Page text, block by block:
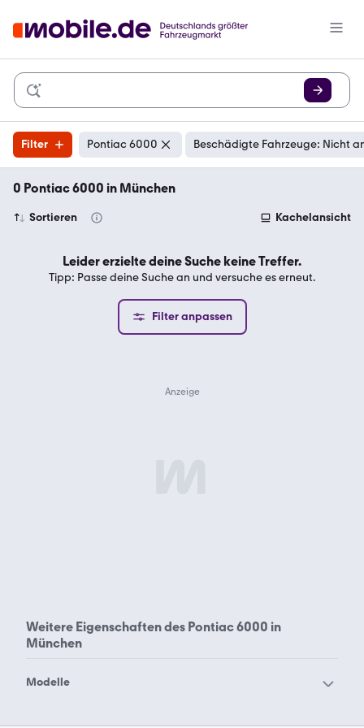
Filter Pontiac 6000 Beschädigte Fahrzeuge: Nicht
0 Pontiac 6000 in München
Sortieren Kachelansicht
Leider erzielte deine Suche keine Treffer.
Tipp: Passe deine Suche an und versuche es erneut.
Filter anpassen
Weitere Eigenschaften des Pontiac 6000 in
München
Modelle